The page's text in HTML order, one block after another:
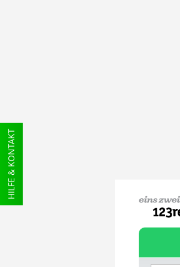
HILFE & KONTAKT